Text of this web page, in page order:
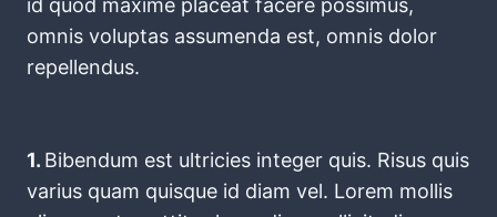
id quod maxime placeat facere possimus,
omnis voluptas assumenda est, omnis dolor
repellendus.
1. Bibendum est ultricies integer quis. Risus quis
varius quam quisque id diam vel. Lorem mollis